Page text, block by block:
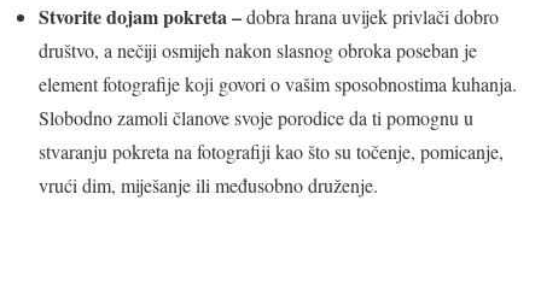
Stvorite dojam pokreta –dobra hrana uvijek privlači dobro
društvo, a nečiji osmijeh nakon slasnog obroka poseban je
element fotografije koji govori o vašim sposobnostima kuhanja.
Slobodno zamoli članove svoje porodice da ti pomognu u
stvaranju pokreta na fotografiji kao što su točenje, pomicanje,
vrući dim, miješanje ili međusobno druženje.